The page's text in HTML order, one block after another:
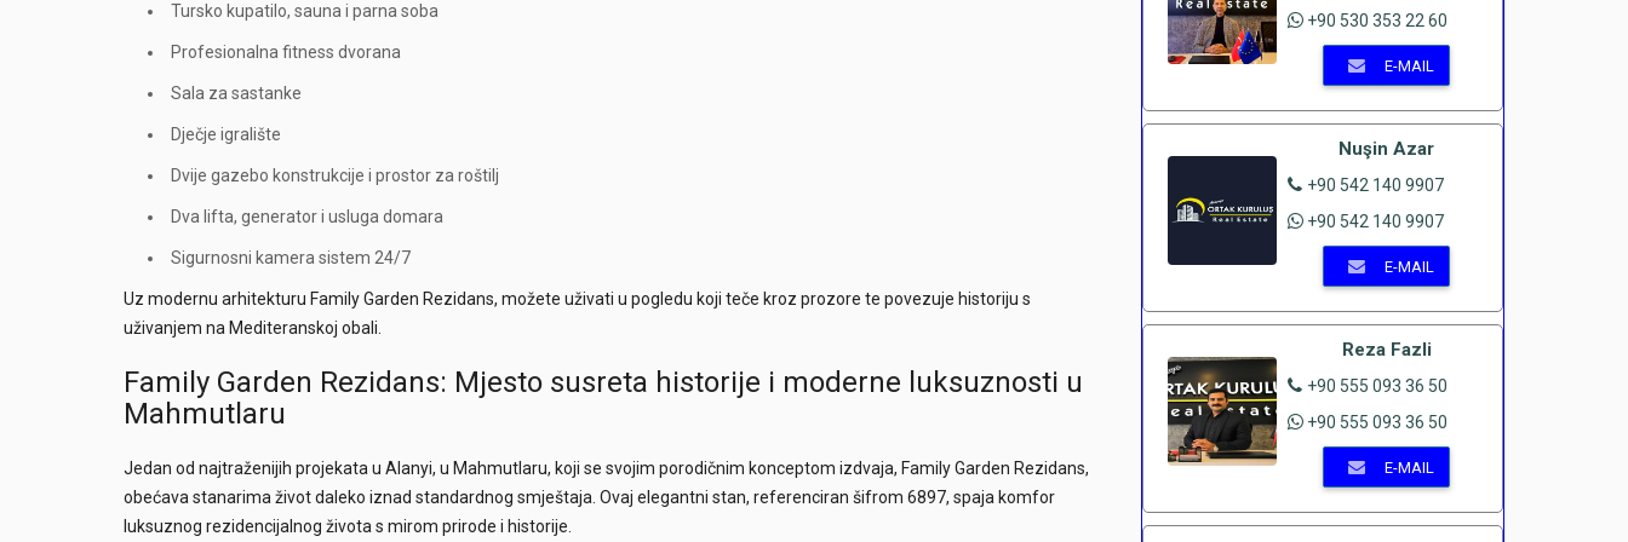
Tursko kupatilo, sauna i parna soba
Profesionalna fitness dvorana
Sala za sastanke
Dječje igralište
Dvije gazebo konstrukcije i prostor za roštilj
Dva lifta, generator i usluga domara
Sigurnosni kamera sistem 24/7
Uz modernu arhitekturu Family Garden Rezidans, možete uživati u pogledu koji teče kroz prozore te povezuje historiju s
uživanjem na Mediteranskoj obali.
Family Garden Rezidans: Mjesto susreta historije i moderne luksuznosti u
Mahmutlaru
Jedan od najtraženijih projekata u Alanyi, u Mahmutlaru, koji se svojim porodičnim konceptom izdvaja, Family Garden Rezidans,
obećava stanarima život daleko iznad standardnog smještaja. Ovaj elegantni stan, referenciran šifrom 6897, spaja komfor
luksuznog rezidencijalnog života s mirom prirode i historije.
+90 530 353 22 60
E-MAIL
Nuşin Azar
+90 542 140 9907
+90 542 140 9907
E-MAIL
Reza Fazli
+90 555 093 36 50
+90 555 093 36 50
E-MAIL